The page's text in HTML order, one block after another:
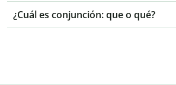
¿Cuál es conjunción: que o qué?